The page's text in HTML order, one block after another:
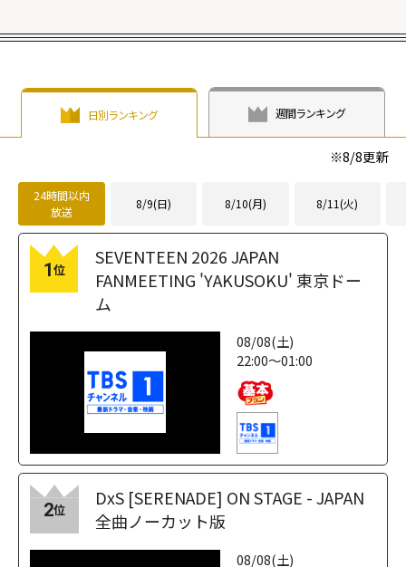
日別ランキング 週間ランキング
※8/8更新
24時間以内
放送
8/9(日) 8/10(月) 8/11(火)
1位
SEVENTEEN 2026 JAPAN
FANMEETING 'YAKUSOKU' 東京ドー
ム
08/08(土)
22:00～01:00
2位
DxS [SERENADE] ON STAGE - JAPAN
全曲ノーカット版
08/08(土)